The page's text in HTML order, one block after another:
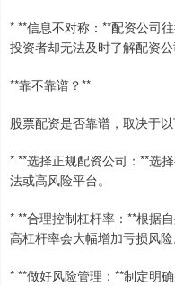
* **信息不对称：**配资公司
投资者却无法及时了解配资公
**靠不靠谱？**
股票配资是否靠谱，取决于以
* **选择正规配资公司：**选
法或高风险平台。
* **合理控制杠杆率：**根据
高杠杆率会大幅增加亏损风险
* **做好风险管理：**制定明